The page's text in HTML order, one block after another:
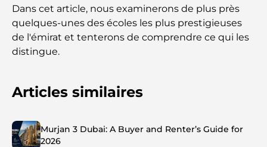
Dans cet article, nous examinerons de plus près
quelques-unes des écoles les plus prestigieuses
de l'émirat et tenterons de comprendre ce qui les
distingue.
Articles similaires
Murjan 3 Dubai: A Buyer and Renter’s Guide for
2026